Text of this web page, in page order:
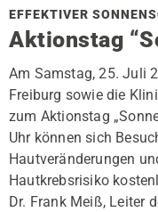
EFFEKTIVER
Aktionstag
Am Samstag, 25. Juli
Freiburg sowie die
zum Aktionstag
Uhr können sich
Hautveränderungen
Hautkrebsrisiko
Dr. Frank Meiß, Leiter